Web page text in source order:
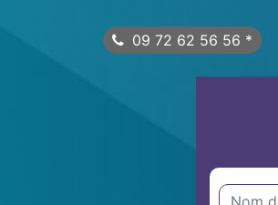
09 72 62 56 56 *